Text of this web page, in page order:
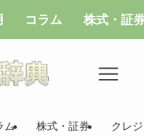
コラム 株式・証
ム 株式・証券 クレ